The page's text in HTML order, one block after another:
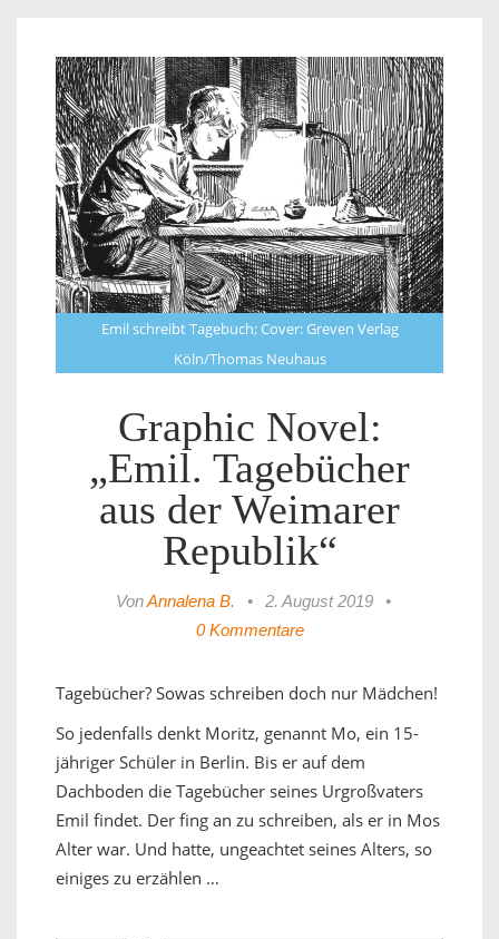
Emil schreibt Tagebuch; Cover: Greven Verlag
Köln/Thomas Neuhaus
Graphic Novel:
„Emil. Tagebücher
aus der Weimarer
Republik“
VonAnnalena B. • 2. August 2019
•
0 Kommentare
Tagebücher? Sowas schreiben doch nur Mädchen!
So jedenfalls denkt Moritz, genannt Mo, ein 15-
jähriger Schüler in Berlin. Bis er auf dem
Dachboden die Tagebücher seines Urgroßvaters
Emil findet. Der fing an zu schreiben, als er in Mos
Alter war. Und hatte, ungeachtet seines Alters, so
einiges zu erzählen …